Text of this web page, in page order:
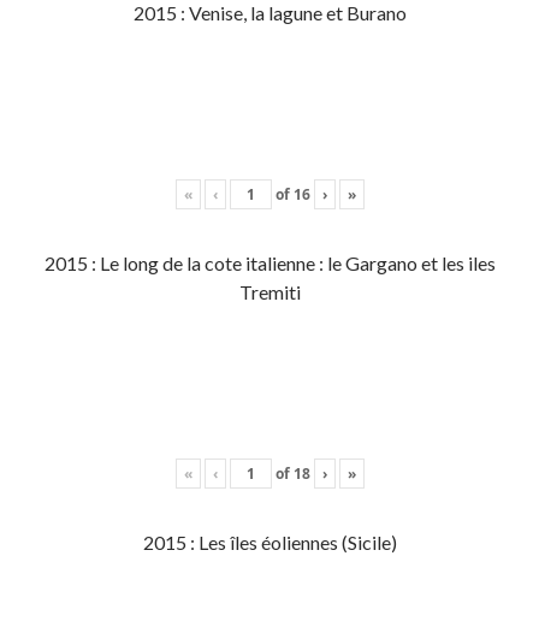
2015 : Venise, la lagune et Burano
« ‹ of 16 › »
2015 : Le long de la cote italienne : le Gargano et les iles
Tremiti
« ‹ of 18 › »
2015 : Les îles éoliennes (Sicile)